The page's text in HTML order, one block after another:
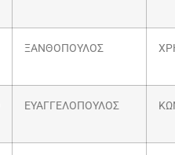
ΞΑΝΘΟΠΟΥΛΟΣ
ΕΥΑΓΓΕΛΟΠΟΥΛΟΣ